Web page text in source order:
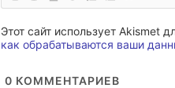
Этот сайт использует Akismet
как обрабатываются ваши
0 КОММЕНТАРИЕВ